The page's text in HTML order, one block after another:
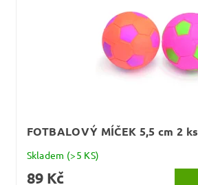
FOTBALOVÝ MÍČEK 5,5 cm 2 ks
Skladem (>5 KS)
89 Kč